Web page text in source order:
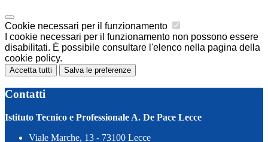
Cookie necessari per il funzionamento
I cookie necessari per il funzionamento non possono essere
disabilitati. È possibile consultare l'elenco nella pagina della
cookie policy.
Accetta tutti Salva le preferenze
Contatti
Istituto Tecnico e Professionale A. De Pace Lecce
Viale Marche, 13 - 73100 Lecce